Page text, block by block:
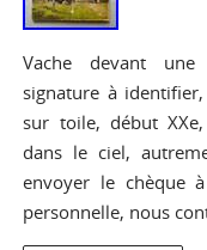
Vache devant
signature à
sur toile, début
dans le ciel,
envoyer le chèque
personnelle, nous